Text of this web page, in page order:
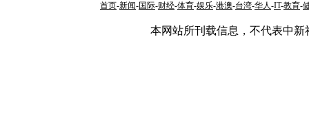
首页-新闻-国际-财经-体育-娱乐-港澳-台湾-华人-IT-教育-
本网站所刊载信息，不代表中